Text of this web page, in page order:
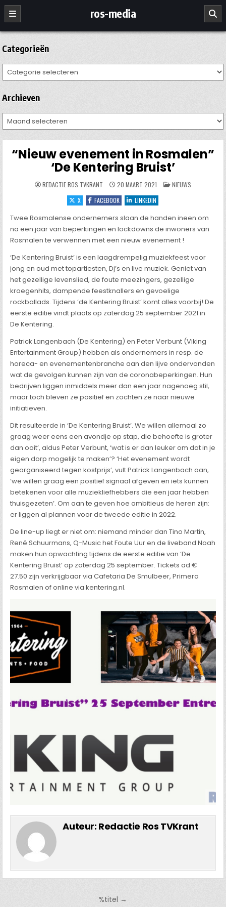
Ga
naar
de
inhoud
ros-media
Categorieën
Categorieën
Archieven
Archieven
“Nieuw evenement in Rosmalen”
‘De Kentering Bruist’
REDACTIE ROS TVKRANT 20 MAART 2021 GEPLAATST
IN
NIEUWS
X
FACEBOOK LINKEDIN
Twee Rosmalense ondernemers slaan de handen ineen om
na een jaar van beperkingen en lockdowns de inwoners van
Rosmalen te verwennen met een nieuw evenement !
‘De Kentering Bruist’ is een laagdrempelig muziekfeest voor
jong en oud met topartiesten, Dj’s en live muziek. Geniet van
het gezellige levenslied, de foute meezingers, gezellige
kroegenhits, dampende feestknallers en gevoelige
rockballads. Tijdens ‘de Kentering Bruist’ komt alles voorbij! De
eerste editie vindt plaats op zaterdag 25 september 2021 in
De Kentering.
Patrick Langenbach (De Kentering) en Peter Verbunt (Viking
Entertainment Group) hebben als ondernemers in resp. de
horeca- en evenementenbranche aan den lijve ondervonden
wat de gevolgen kunnen zijn van de coronabeperkingen. Hun
bedrijven liggen inmiddels meer dan een jaar nagenoeg stil,
maar toch bleven ze positief en zochten ze naar nieuwe
initiatieven.
Dit resulteerde in ‘De Kentering Bruist’. We willen allemaal zo
graag weer eens een avondje op stap, die behoefte is groter
dan ooit’, aldus Peter Verbunt, ‘wat is er dan leuker om dat in je
eigen dorp mogelijk te maken’? ‘Het evenement wordt
georganiseerd tegen kostprijs’, vult Patrick Langenbach aan,
‘we willen graag een positief signaal afgeven en iets kunnen
betekenen voor alle muziekliefhebbers die een jaar hebben
thuisgezeten’. Om aan te geven hoe ambitieus de heren zijn:
er liggen al plannen voor de tweede editie in 2022.
De line-up liegt er niet om: niemand minder dan Tino Martin,
René Schuurmans, Q-Music het Foute Uur en de liveband Noah
maken hun opwachting tijdens de eerste editie van ‘De
Kentering Bruist’ op zaterdag 25 september. Tickets ad €
27.50 zijn verkrijgbaar via Cafetaria De Smulbeer, Primera
Rosmalen of online via kentering.nl.
Auteur: Redactie Ros TVKrant
%titel →